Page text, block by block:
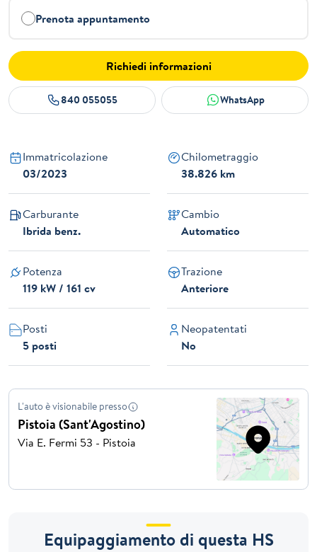
Prenota appuntamento
Richiedi informazioni
840 055055 WhatsApp
Immatricolazione
03/2023
Chilometraggio
38.826 km
Carburante
Ibrida benz.
Cambio
Automatico
Potenza
119 kW / 161 cv
Trazione
Anteriore
Posti
5 posti
Neopatentati
No
L'auto è visionabile presso
Pistoia (Sant'Agostino)
Via E. Fermi 53 - Pistoia
Equipaggiamento di questa HS